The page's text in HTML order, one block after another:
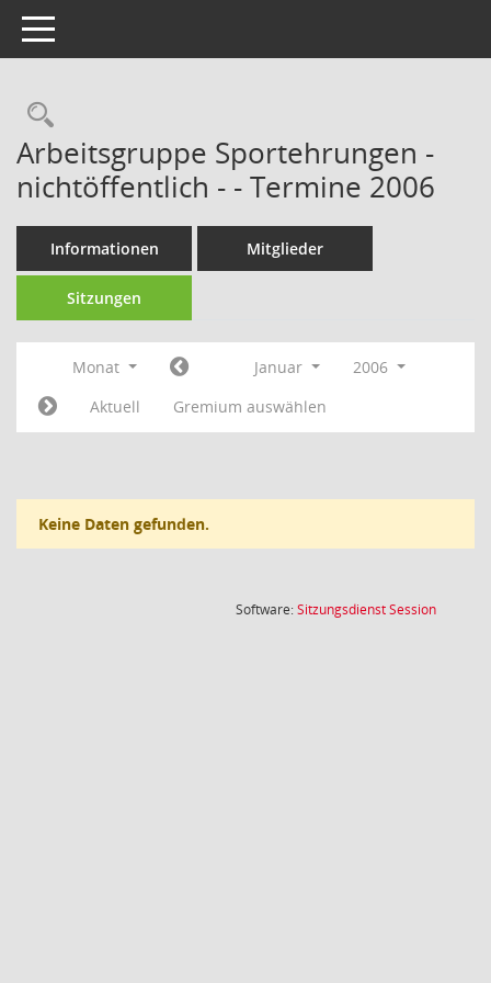
Toggle navigation
Rechercheauswahl
Arbeitsgruppe Sportehrungen -
nichtöffentlich - - Termine 2006
Informationen Mitglieder
Sitzungen
Monat Januar
2006
Aktuell
Gremium auswählen
Keine Daten gefunden.
Software:SitzungsdienstSession(Wird in